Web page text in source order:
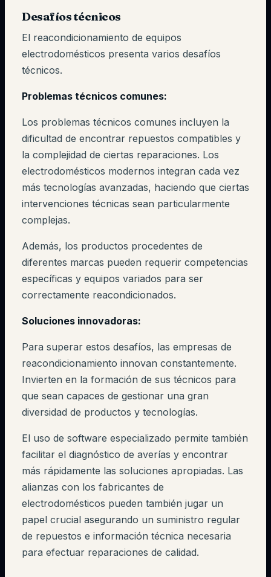
Desafíos técnicos
El reacondicionamiento de equipos
electrodomésticos presenta varios desafíos
técnicos.
Problemas técnicos comunes:
Los problemas técnicos comunes incluyen la
dificultad de encontrar repuestos compatibles y
la complejidad de ciertas reparaciones. Los
electrodomésticos modernos integran cada vez
más tecnologías avanzadas, haciendo que ciertas
intervenciones técnicas sean particularmente
complejas.
Además, los productos procedentes de
diferentes marcas pueden requerir competencias
específicas y equipos variados para ser
correctamente reacondicionados.
Soluciones innovadoras:
Para superar estos desafíos, las empresas de
reacondicionamiento innovan constantemente.
Invierten en la formación de sus técnicos para
que sean capaces de gestionar una gran
diversidad de productos y tecnologías.
El uso de software especializado permite también
facilitar el diagnóstico de averías y encontrar
más rápidamente las soluciones apropiadas. Las
alianzas con los fabricantes de
electrodomésticos pueden también jugar un
papel crucial asegurando un suministro regular
de repuestos e información técnica necesaria
para efectuar reparaciones de calidad.